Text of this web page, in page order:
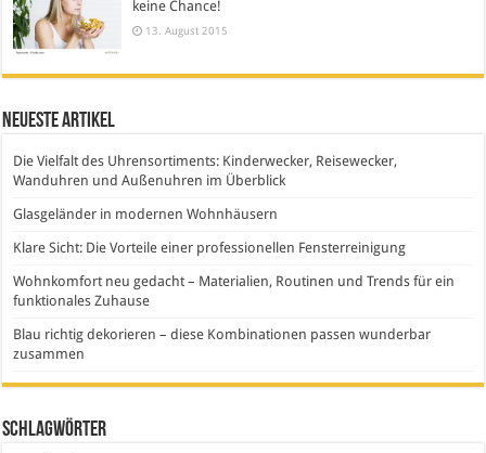
keine Chance!
13. August 2015
Neueste Artikel
Die Vielfalt des Uhrensortiments: Kinderwecker, Reisewecker,
Wanduhren und Außenuhren im Überblick
Glasgeländer in modernen Wohnhäusern
Klare Sicht: Die Vorteile einer professionellen Fensterreinigung
Wohnkomfort neu gedacht – Materialien, Routinen und Trends für ein
funktionales Zuhause
Blau richtig dekorieren – diese Kombinationen passen wunderbar
zusammen
Schlagwörter